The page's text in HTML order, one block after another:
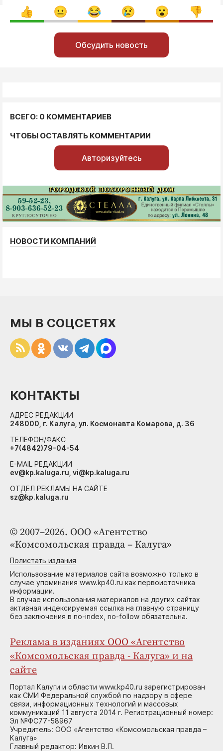
Обсудить новость
ВСЕГО: 0 КОММЕНТАРИЕВ
ЧТОБЫ ОСТАВЛЯТЬ КОММЕНТАРИИ
Авторизуйтесь
НОВОСТИ КОМПАНИЙ
© 2007–2026. ООО «Агентство
«Комсомольская правда – Калуга»
Полистать издания
Использование материалов сайта возможно только в
случае упоминания www.kp40.ru как первоисточника
информации.
В случае использования материалов на других сайтах
активная индексируемая ссылка на главную страницу
без заключения в no-index, no-follow обязательна.
Реклама в изданиях ООО «Агентство
«Комсомольская правда - Калуга» и на
сайте
Портал Калуги и области www.kp40.ru зарегистрирован
как СМИ Федеральной службой по надзору в сфере
связи, информационных технологий и массовых
коммуникаций 11 августа 2014 г. Регистрационный номер:
Эл №ФС77-58967
Учредитель: ООО «Агентство «Комсомольская правда –
Калуга»
Главный редактор: Ивкин В.П.
МЫ В СОЦСЕТЯХ
КОНТАКТЫ
АДРЕС РЕДАКЦИИ
248000, г. Калуга, ул. Космонавта Комарова, д. 36
ТЕЛЕФОН/ФАКС
+7(4842)79-04-54
E-MAIL РЕДАКЦИИ
ev@kp.kaluga.ru, vi@kp.kaluga.ru
ОТДЕЛ РЕКЛАМЫ НА САЙТЕ
sz@kp.kaluga.ru